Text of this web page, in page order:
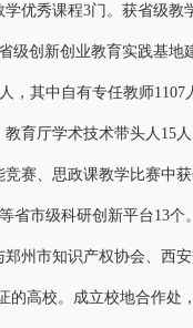
优秀课程3门。获省级教
级创新创业教育实践基地
，其中自有专任教师
育厅学术技术带头人15
赛、思政课教学比赛中
省市级科研创新平台13个
州市知识产权协会、西
高校。成立校地合作